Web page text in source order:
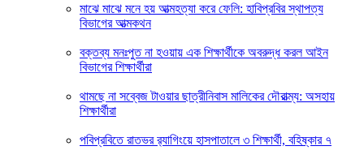
মাঝে মাঝে মনে হয় আত্মহত্যা করে ফেলি: হাবিপ্রবির স্থাপত্য
বিভাগের আত্মকথন
বক্তব্য মনঃপুত না হওয়ায় এক শিক্ষার্থীকে অবরুদ্ধ করল আইন
বিভাগের শিক্ষার্থীরা
থামছে না সব্বেজ টাওয়ার ছাত্রীনিবাস মালিকের দৌরাত্ম্য: অসহায়
শিক্ষার্থীরা
পবিপ্রবিতে রাতভর র‍্যাগিংয়ে হাসপাতালে ৩ শিক্ষার্থী, বহিষ্কার ৭